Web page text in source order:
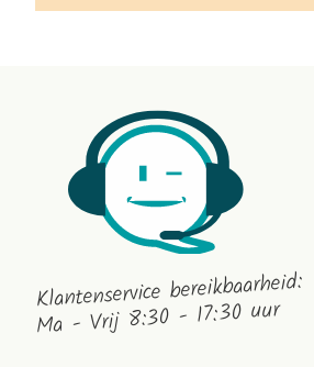
Klantenservice bereikbaarheid:
Ma - Vrij 8:30 - 17:30 uur